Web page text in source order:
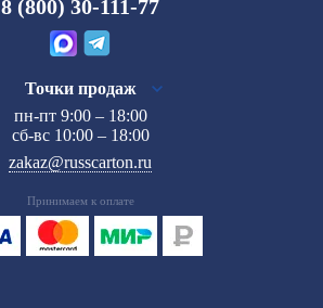
8 (800) 30-111-77
Точки продаж
пн-пт 9:00 – 18:00
сб-вс 10:00 – 18:00
zakaz@russcarton.ru
Принимаем к оплате